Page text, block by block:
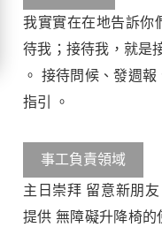
我實實在在地告訴你
待我；接待我，就是
。 接待問候、發週
指引 。
事工負責領域
主日崇拜 留意新朋
提供 無障礙升降椅的